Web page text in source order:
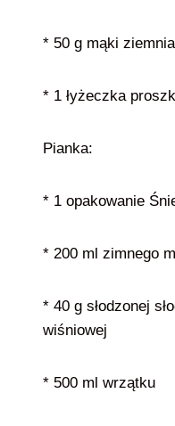
* 50 g mąki
* 1 łyżeczka
Pianka:
* 1 opakowanie
* 200 ml zimnego
* 40 g słodzonej
wiśniowej
* 500 ml wrzątku